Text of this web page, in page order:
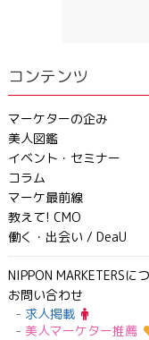
コンテンツ
マーケターの企み
美人図鑑
イベント・セミナー
コラム
マーケ最前線
教えて! CMO
働く・出会い / DeaU
NIPPON MARKETERSに
お問い合わせ
求人掲載
美人マーケター推薦